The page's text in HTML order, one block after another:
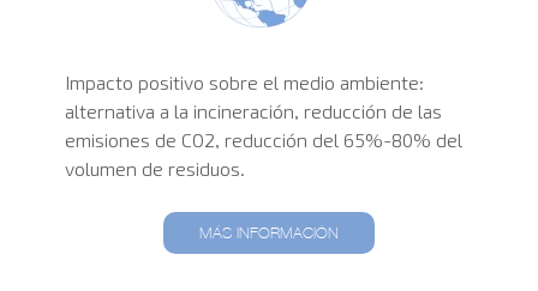
Impacto positivo sobre el medio ambiente:
alternativa a la incineración, reducción de las
emisiones de CO2, reducción del 65%-80% del
volumen de residuos.
MÁS INFORMACIÓN